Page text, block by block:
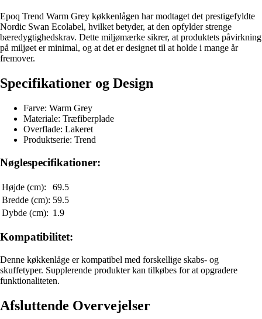
Epoq Trend Warm Grey køkkenlågen har modtaget det prestigefyldte
Nordic Swan Ecolabel, hvilket betyder, at den opfylder strenge
bæredygtighedskrav. Dette miljømærke sikrer, at produktets påvirkning
på miljøet er minimal, og at det er designet til at holde i mange år
fremover.
Specifikationer og Design
Farve: Warm Grey
Materiale: Træfiberplade
Overflade: Lakeret
Produktserie: Trend
Nøglespecifikationer:
Højde (cm):
69.5
Bredde (cm): 59.5
Dybde (cm): 1.9
Kompatibilitet:
Denne køkkenlåge er kompatibel med forskellige skabs- og
skuffetyper. Supplerende produkter kan tilkøbes for at opgradere
funktionaliteten.
Afsluttende Overvejelser